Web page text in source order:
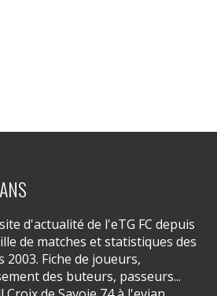
d'actualité de l'eTG FC depuis
de matches et statistiques des
2003. Fiche de joueurs,
des buteurs, passeurs...